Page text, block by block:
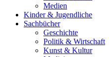
Medien
Kinder & Jugendliche
Sachbücher
Geschichte
Politik & Wirtschaft
Kunst & Kultur